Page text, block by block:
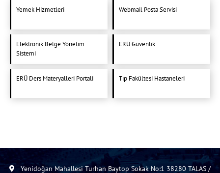
Yemek Hizmetleri Webmail Posta Servisi
Elektronik Belge Yönetim
Sistemi
ERÜ Güvenlik
ERÜ Ders Materyalleri Portali Tıp Fakültesi Hastaneleri
Yenidoğan Mahallesi Turhan Baytop Sokak No:1 38280 TALAS /